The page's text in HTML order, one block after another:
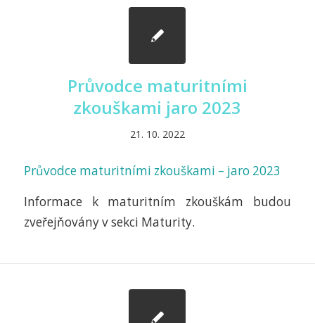
Průvodce maturitními
zkouškami jaro 2023
21. 10. 2022
Průvodce maturitními zkouškami – jaro 2023
Informace k maturitním zkouškám budou
zveřejňovány v sekci Maturity.